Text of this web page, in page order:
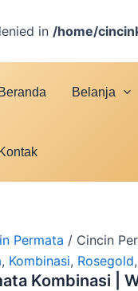
in /home/
Beranda Belanja
Kontak
Permata / Cincin
, Kombinasi, Rosegold,
Kombinasi |